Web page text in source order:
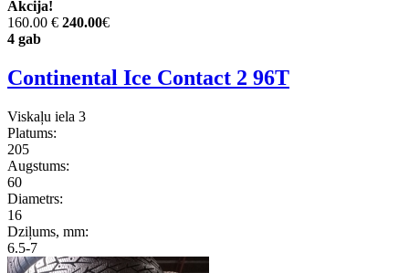
Akcija!
160.00 € 240.00€
4 gab
Continental Ice Contact 2 96T
Viskaļu iela 3
Platums:
205
Augstums:
60
Diametrs:
16
Dziļums, mm:
6.5-7